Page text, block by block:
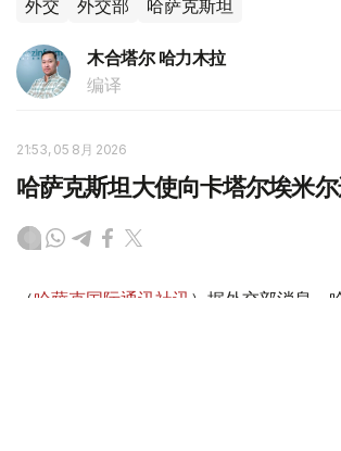
外交 外交部 哈萨克斯坦
木合塔尔 哈力木拉
编译
21:53, 05 8月 2026
哈萨克斯坦大使向卡塔尔埃米
（哈萨克国际通讯社讯 ）据外交部消息，